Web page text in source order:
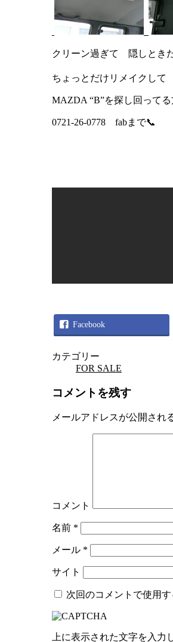
クリーン過ぎて 隠しとき
ちょっとだけリメイクして
MAZDA “B”を探し回って
0721-26-0778 fabまで📞
Facebook
カテゴリー
FOR SALE
コメントを残す
メールアドレスが公開され
コメント
名前 *
メール *
サイト
次回のコメントで使用
上に表示された文字を入力